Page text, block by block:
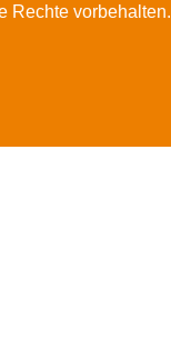
Rechte vorbehalten.